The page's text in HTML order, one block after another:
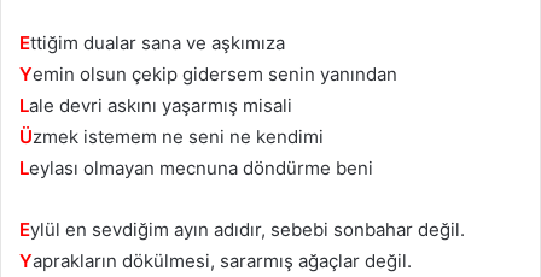
Ettiğim dualar sana ve aşkımıza
Yemin olsun çekip gidersem senin yanından
Lale devri askını yaşarmış misali
Üzmek istemem ne seni ne kendimi
Leylası olmayan mecnuna döndürme beni
Eylül en sevdiğim ayın adıdır, sebebi sonbahar değil.
Yaprakların dökülmesi, sararmış ağaçlar değil.